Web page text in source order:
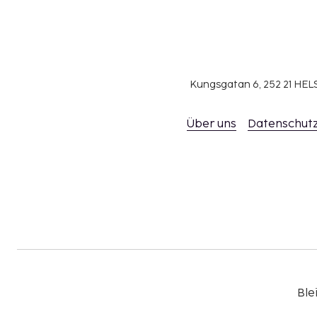
Kungsgatan 6, 252 21
Über uns